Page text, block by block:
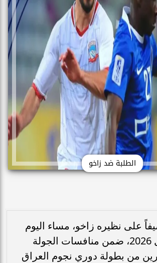
الطلبة ضد زاخو
على نظيره زاخو، مساء اليوم
الأحد 12 أبريل 2026، ضمن منافسات الجولة
من بطولة دوري نجوم العراق